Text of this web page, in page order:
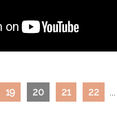
19 20 21 22